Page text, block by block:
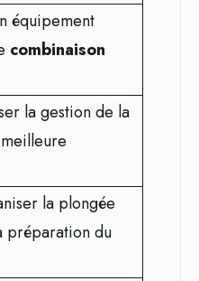
équipement
combinaison
la gestion de la
la plongée
préparation du